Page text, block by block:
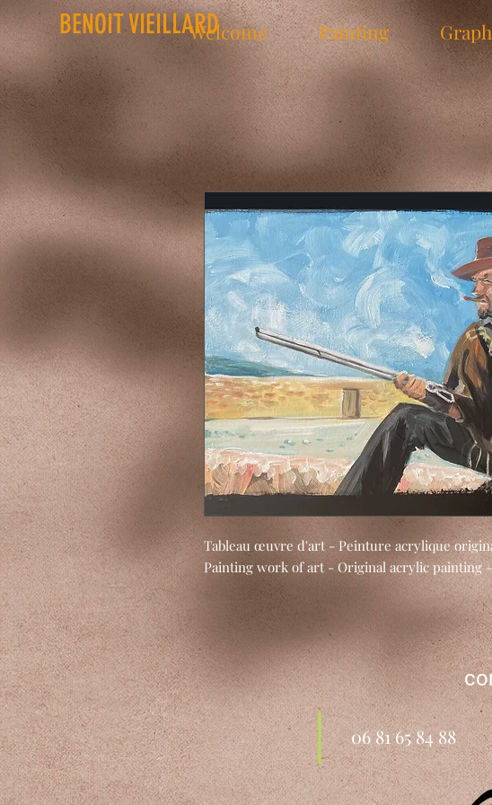
BENOIT VIEILLARDWelcome Painting
Tableau œuvre d'art - Peinture acrylique
Painting work of art - Original acrylic painting
06 81 65 84 88